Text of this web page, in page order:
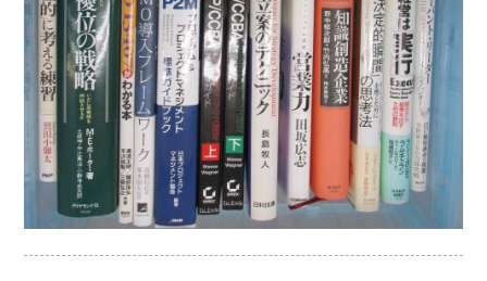
英語洋書
その他
その他
木版画・浮世絵